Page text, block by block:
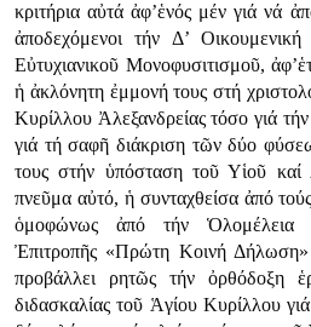
κριτήρια αὐτά ἀφ’ἑνός μέν γιά νά
ἀποδεχόμενοι τήν Δ’
Εὐτυχιανικοῦ Μονοφυσιτισμοῦ,
ἡ ἀκλόνητη ἐμμονή τους στή
Κυρίλλου Ἀλεξανδρείας τόσο γιά
γιά τή σαφῆ διάκριση τῶν δύο
τους στήν ὑπόσταση τοῦ Υἱοῦ
πνεῦμα αὐτό, ἡ συνταχθείσα ἀπό
ὁμοφώνως ἀπό τήν Ὁλομέλεια
Ἐπιτροπῆς «Πρώτη Κοινή Δήλωση»
προβάλλει ρητῶς τήν ὀρθόδοξη
διδασκαλίας τοῦ Ἁγίου Κυρίλλου